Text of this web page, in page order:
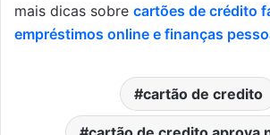
mais dicas sobre cartões de crédito
empréstimos online e finanças
cartão de credito